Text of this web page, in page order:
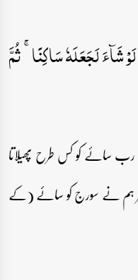
شَآءَ لَجَعَلَہٗ سَاکِنًا ۚ ثُمَّ
سائے کو کس طرح پھیلاتا
پھر ہم نے سورج کو سائے (کے